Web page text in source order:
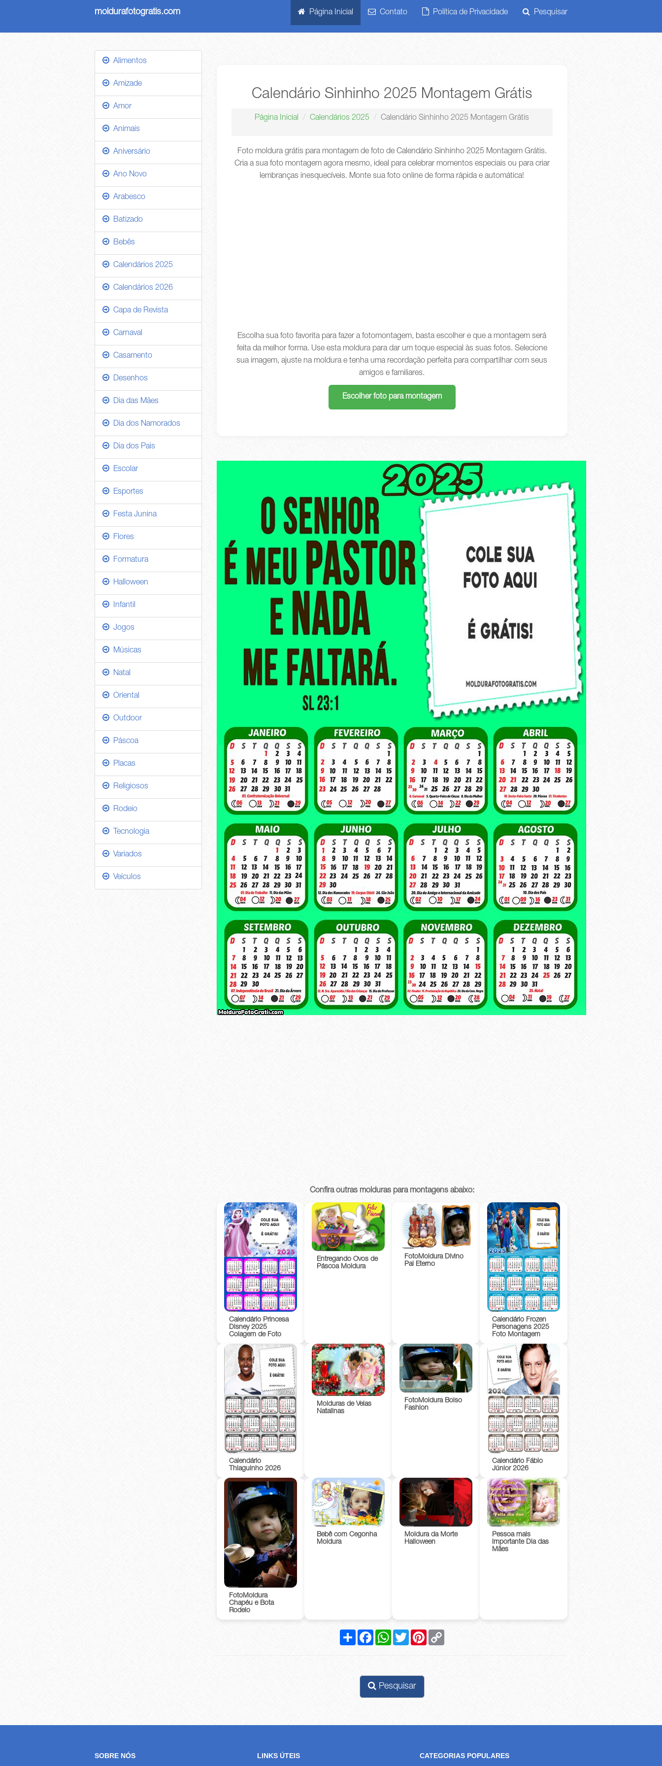
moldurafotogratis.com Página Inicial Contato Política de Privacidade Pesquisar
Calendário Sinhinho 2025 Montagem Grátis
Página Inicial Calendários 2025 Calendário Sinhinho 2025 Montagem Grátis
Foto moldura grátis para montagem de foto de Calendário Sinhinho 2025 Montagem Grátis.
Cria a sua foto montagem agora mesmo, ideal para celebrar momentos especiais ou para criar
lembranças inesquecíveis. Monte sua foto online de forma rápida e automática!
Escolha sua foto favorita para fazer a fotomontagem, basta escolher e que a montagem será
feita da melhor forma. Use esta moldura para dar um toque especial às suas fotos. Selecione
sua imagem, ajuste na moldura e tenha uma recordação perfeita para compartilhar com seus
amigos e familiares.
Escolher foto para montagem
Confira outras molduras para montagens abaixo:
Calendário Princesa
Disney 2025
Colagem de Foto
Entregando Ovos de
Páscoa Moldura
FotoMoldura Divino
Pai Eterno
Calendário Frozen
Personagens 2025
Foto Montagem
Calendário
Thiaguinho 2026
Molduras de Velas
Natalinas
FotoMoldura Bolso
Fashion
Calendário Fábio
Júnior 2026
FotoMoldura
Chapéu e Bota
Rodeio
Bebê com Cegonha
Moldura
Moldura da Morte
Halloween
Pessoa mais
importante Dia das
Mães
Compartilhar
FacebookWhatsApp
TwitterPinterestCopy
Pesquisar
Alimentos
Amizade
Amor
Animais
Aniversário
Ano Novo
Arabesco
Batizado
Bebês
Calendários 2025
Calendários 2026
Capa de Revista
Carnaval
Casamento
Desenhos
Dia das Mães
Dia dos Namorados
Dia dos Pais
Escolar
Esportes
Festa Junina
Flores
Formatura
Halloween
Infantil
Jogos
Músicas
Natal
Oriental
Outdoor
Páscoa
Placas
Religiosos
Rodeio
Tecnologia
Variados
Veículos
SOBRE NÓS LINKS ÚTEIS CATEGORIAS POPULARES